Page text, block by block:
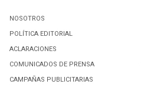
NOSOTROS
POLÍTICA EDITORIAL
ACLARACIONES
COMUNICADOS DE PRENSA
CAMPAÑAS PUBLICITARIAS